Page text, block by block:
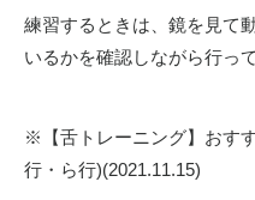
練習するときは、鏡を見て
いるかを確認しながら行っ
※ 【舌トレーニング】おす
行・ら行)(2021.11.15)